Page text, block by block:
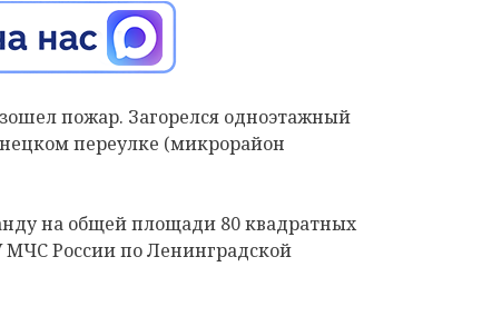
пожар. Загорелся одноэтажный
переулке (микрорайон
на общей площади 80 квадратных
МЧС России по Ленинградской